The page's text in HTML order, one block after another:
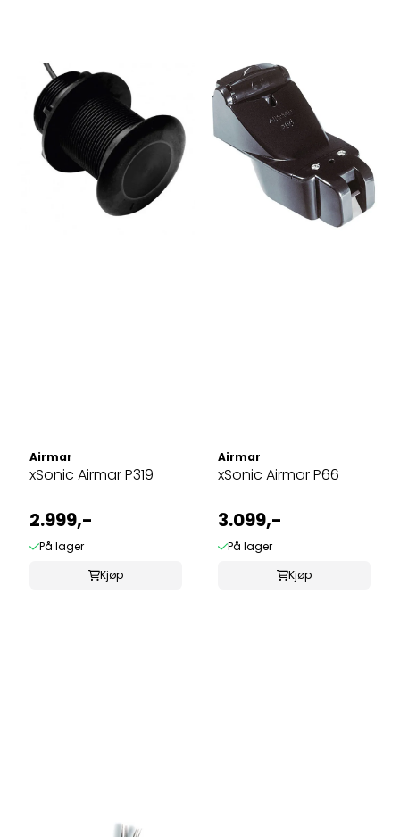
Airmar
xSonic Airmar P319
2.999,-
På lager
Kjøp
Airmar
xSonic Airmar P66
3.099,-
På lager
Kjøp